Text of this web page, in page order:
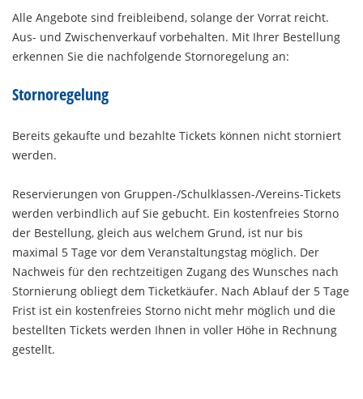
Alle Angebote sind freibleibend, solange der Vorrat reicht.
Aus- und Zwischenverkauf vorbehalten. Mit Ihrer Bestellung
erkennen Sie die nachfolgende Stornoregelung an:
Stornoregelung
Bereits gekaufte und bezahlte Tickets können nicht storniert
werden.
Reservierungen von Gruppen-/Schulklassen-/Vereins-Tickets
werden verbindlich auf Sie gebucht. Ein kostenfreies Storno
der Bestellung, gleich aus welchem Grund, ist nur bis
maximal 5 Tage vor dem Veranstaltungstag möglich. Der
Nachweis für den rechtzeitigen Zugang des Wunsches nach
Stornierung obliegt dem Ticketkäufer. Nach Ablauf der 5 Tage
Frist ist ein kostenfreies Storno nicht mehr möglich und die
bestellten Tickets werden Ihnen in voller Höhe in Rechnung
gestellt.